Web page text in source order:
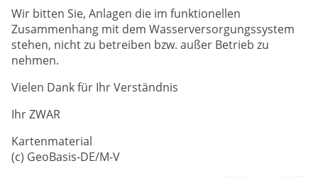
Wir bitten Sie, Anlagen die im funktionellen
Zusammenhang mit dem Wasserversorgungssystem
stehen, nicht zu betreiben bzw. außer Betrieb zu
nehmen.
Vielen Dank für Ihr Verständnis
Ihr ZWAR
Kartenmaterial
(c) GeoBasis-DE/M-V